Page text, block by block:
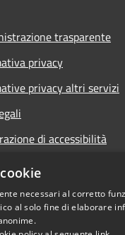
trasparente
privacy
privacy altri servizi
di accessibilità
necessari al corretto
al solo fine di elaborare